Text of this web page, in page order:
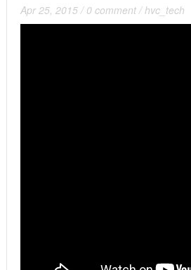
Apr 25, 2015 / 0 comment /hvc_tech